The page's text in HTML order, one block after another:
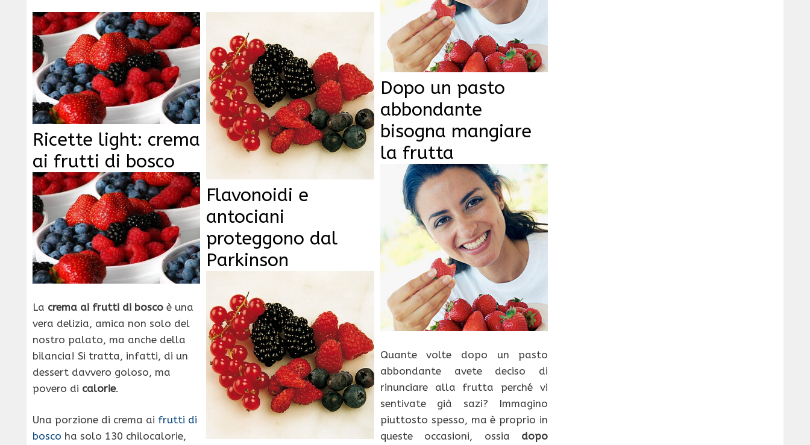
Dopo un pasto
abbondante
bisogna mangiare
la frutta
Quante volte dopo un pasto
abbondante avete deciso di
rinunciare alla frutta perché vi
sentivate già sazi? Immagino
piuttosto spesso, ma è proprio in
queste occasioni, ossia dopo
Ricette light: crema
ai frutti di bosco
La crema ai frutti di bosco è una
vera delizia, amica non solo del
nostro palato, ma anche della
bilancia! Si tratta, infatti, di un
dessert davvero goloso, ma
povero di calorie.
Una porzione di crema ai frutti di
bosco ha solo 130 chilocalorie,
Flavonoidi e
antociani
proteggono dal
Parkinson